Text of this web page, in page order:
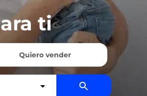
ti
Quiero vender